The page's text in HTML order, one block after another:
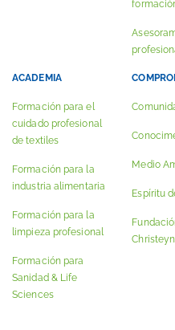
ACADEMIA
Formación para el
cuidado profesional
de textiles
Formación para la
industria alimentaria
Formación para la
limpieza profesional
Formación para
Sanidad & Life
Sciences
Medio
Espíritu